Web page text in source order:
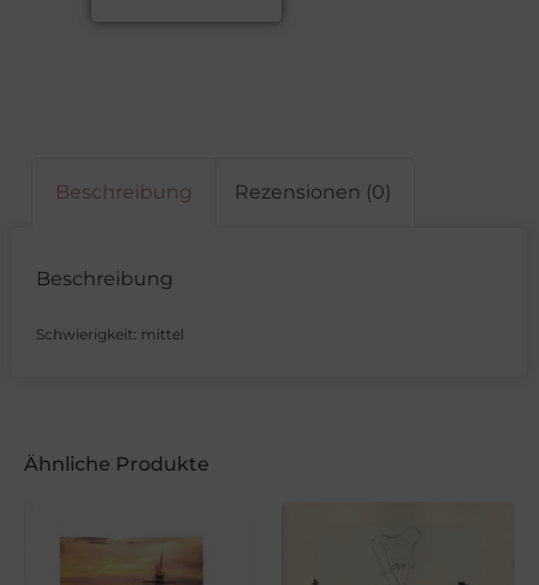
Beschreibung Rezensionen (0)
Beschreibung
Schwierigkeit: mittel
Ähnliche Produkte